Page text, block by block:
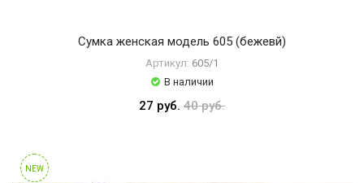
Сумка женская модель 605 (бежевй)
Артикул: 605/1
В наличии
27 руб. 40 руб.
NEW